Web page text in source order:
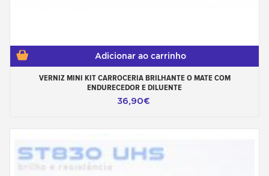
Adicionar ao carrinho
VERNIZ MINI KIT CARROCERIA BRILHANTE O MATE COM
ENDURECEDOR E DILUENTE
36,90€